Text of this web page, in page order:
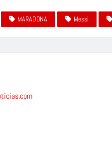
MARADONA Messi